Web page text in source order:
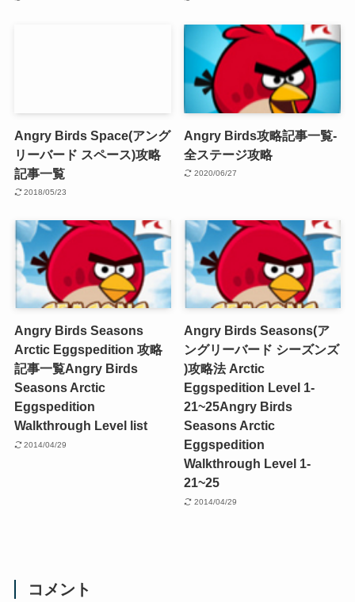
Angry Birds Space(アング
リーバード スペース)攻略
記事一覧
2018/05/23
Angry Birds攻略記事一覧-
全ステージ攻略
2020/06/27
Angry Birds Seasons
Arctic Eggspedition 攻略
記事一覧Angry Birds
Seasons Arctic
Eggspedition
Walkthrough Level list
2014/04/29
Angry Birds Seasons(ア
ングリーバード シーズンズ
)攻略法 Arctic
Eggspedition Level 1-
21~25Angry Birds
Seasons Arctic
Eggspedition
Walkthrough Level 1-
21~25
2014/04/29
コメント